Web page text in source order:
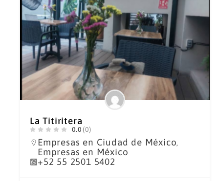
La Titiritera
0.0 (0)
Empresas en Ciudad de México,
Empresas en México
+52 55 2501 5402